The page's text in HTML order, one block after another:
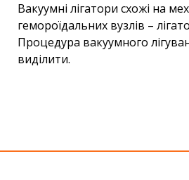
Вакуумні лігатори схожі на
гемороїдальних вузлів –
Процедура вакуумного
виділити.